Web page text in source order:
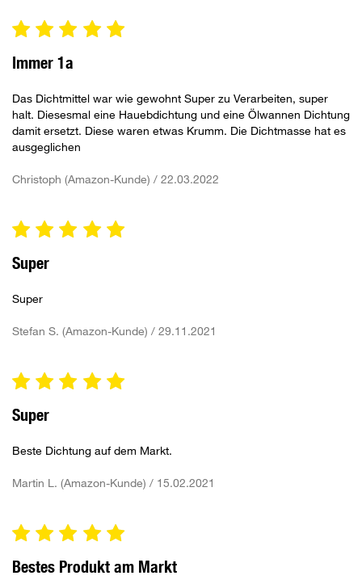
Immer 1a
Das Dichtmittel war wie gewohnt Super zu Verarbeiten, super
halt. Diesesmal eine Hauebdichtung und eine Ölwannen Dichtung
damit ersetzt. Diese waren etwas Krumm. Die Dichtmasse hat es
ausgeglichen
Christoph (Amazon-Kunde) / 22.03.2022
Super
Super
Stefan S. (Amazon-Kunde) / 29.11.2021
Super
Beste Dichtung auf dem Markt.
Martin L. (Amazon-Kunde) / 15.02.2021
Bestes Produkt am Markt